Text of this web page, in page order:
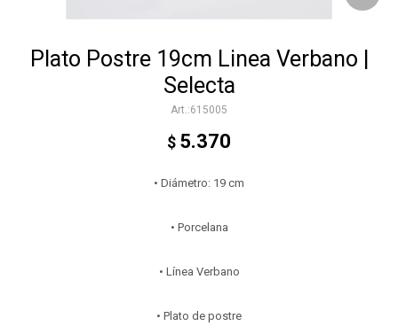
Plato Postre 19cm Linea Verbano |
Selecta
615005
$ 5.370
• Diámetro: 19 cm
• Porcelana
• Línea Verbano
• Plato de postre